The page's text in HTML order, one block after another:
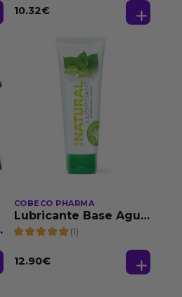
10.32€
COBECO PHARMA
Lubricante Base Agua
100% Natural 125 ml
(1)
12.90€